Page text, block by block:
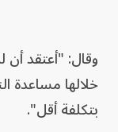
وقال: "أعتقد أن
خلالها مساعدة
بتكلفة أقل".